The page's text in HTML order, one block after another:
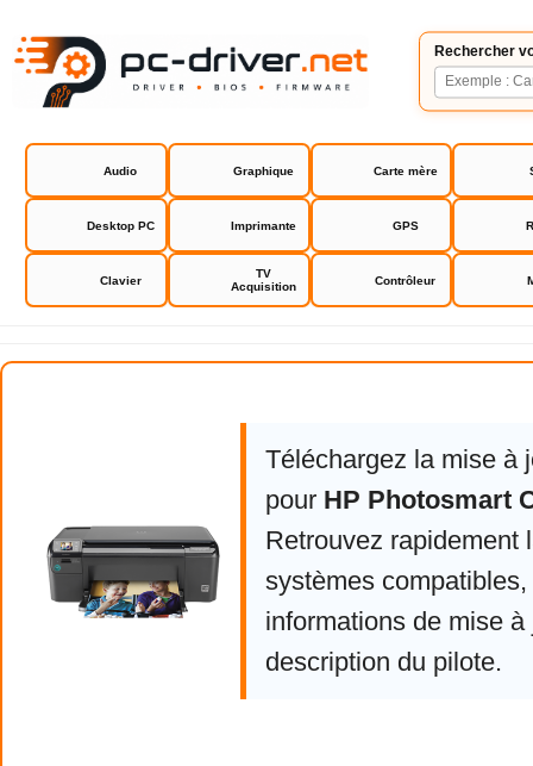
Rechercher
Audio Graphique Carte mère
Desktop PC Imprimante GPS
Clavier
TV
Acquisition
Contrôleur
HP Photosmart C4600 série
Téléchargez la mise à
pour HP Photosmart
Retrouvez rapidement
systèmes compatibles,
informations de mise à
description du pilote.